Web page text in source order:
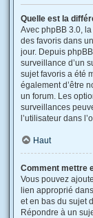
Quelle est la
Avec phpBB 3.0,
des favoris dans
jour. Depuis
surveillance d’un
sujet favoris a été
également d’être
un forum. Les
surveillances
l’utilisateur dans
Haut
Comment mettre
Vous pouvez
lien approprié
et en bas du sujet
Répondre à un